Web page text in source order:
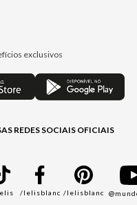
exclusivos
REDES SOCIAIS OFICIAIS
/lelisblanc /lelisblanc